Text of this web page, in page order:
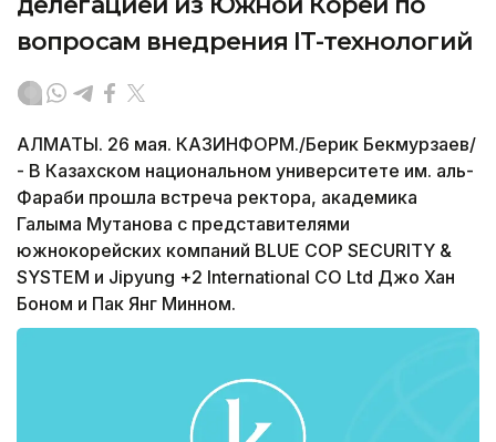
вопросам внедрения IT-технологий
АЛМАТЫ. 26 мая. КАЗИНФОРМ./Берик Бекмурзаев/
- В Казахском национальном университете им. аль-
Фараби прошла встреча ректора, академика
Галыма Мутанова с представителями
южнокорейских компаний BLUE COP SECURITY &
SYSTEM и Jipyung +2 International CO Ltd Джо Хан
Боном и Пак Янг Минном.